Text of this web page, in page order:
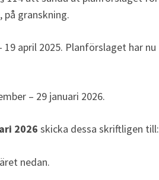
på granskning.
april 2025. Planförslaget har nu
– 29 januari 2026.
2026 skicka dessa skriftligen till:
nedan.